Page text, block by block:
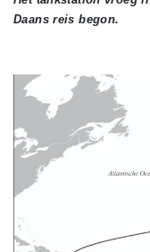
Daans reis begon.